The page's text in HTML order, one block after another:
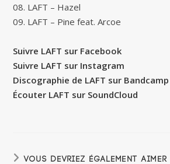
08. LAFT – Hazel
09. LAFT – Pine feat. Arcoe
Suivre LAFT sur Facebook
Suivre LAFT sur Instagram
Discographie de LAFT sur Bandcamp
Écouter LAFT sur SoundCloud
VOUS DEVRIEZ ÉGALEMENT AIMER